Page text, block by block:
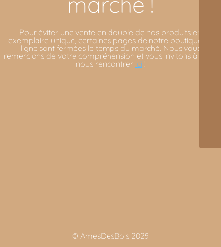
Pour éviter une vente en double de nos produits en
exemplaire unique, certaines pages de notre boutique en
ligne sont fermées le temps du marché. Nous vous
remercions de votre compréhension et vous invitons à venir
nous rencontrer ici !
© AmesDesBois 2025